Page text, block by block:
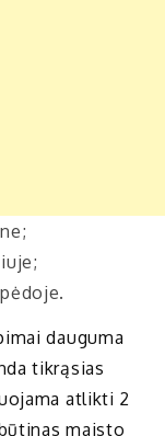
dauguma
tikrąsias
atlikti 2
maisto